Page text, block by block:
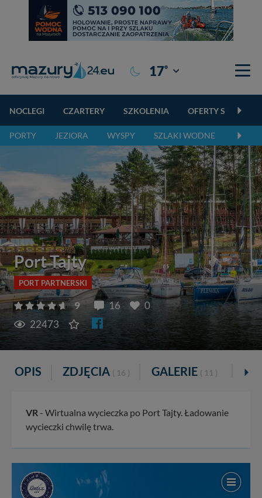
17° Giżycko
NOCLEGI CZARTERY SZKOLENIA OFERTY
PORTY JEZIORA WYSPY SZLAKI WODNE
Port Tajty
PORT PARTNERSKI
9 16
0
22473
OPIS ZDJĘCIA ( 16 ) GALERIE ( 11 ) VR
VR - Wirtualna wycieczka po Port Tajty. Ładowanie
wycieczki chwilę trwa.